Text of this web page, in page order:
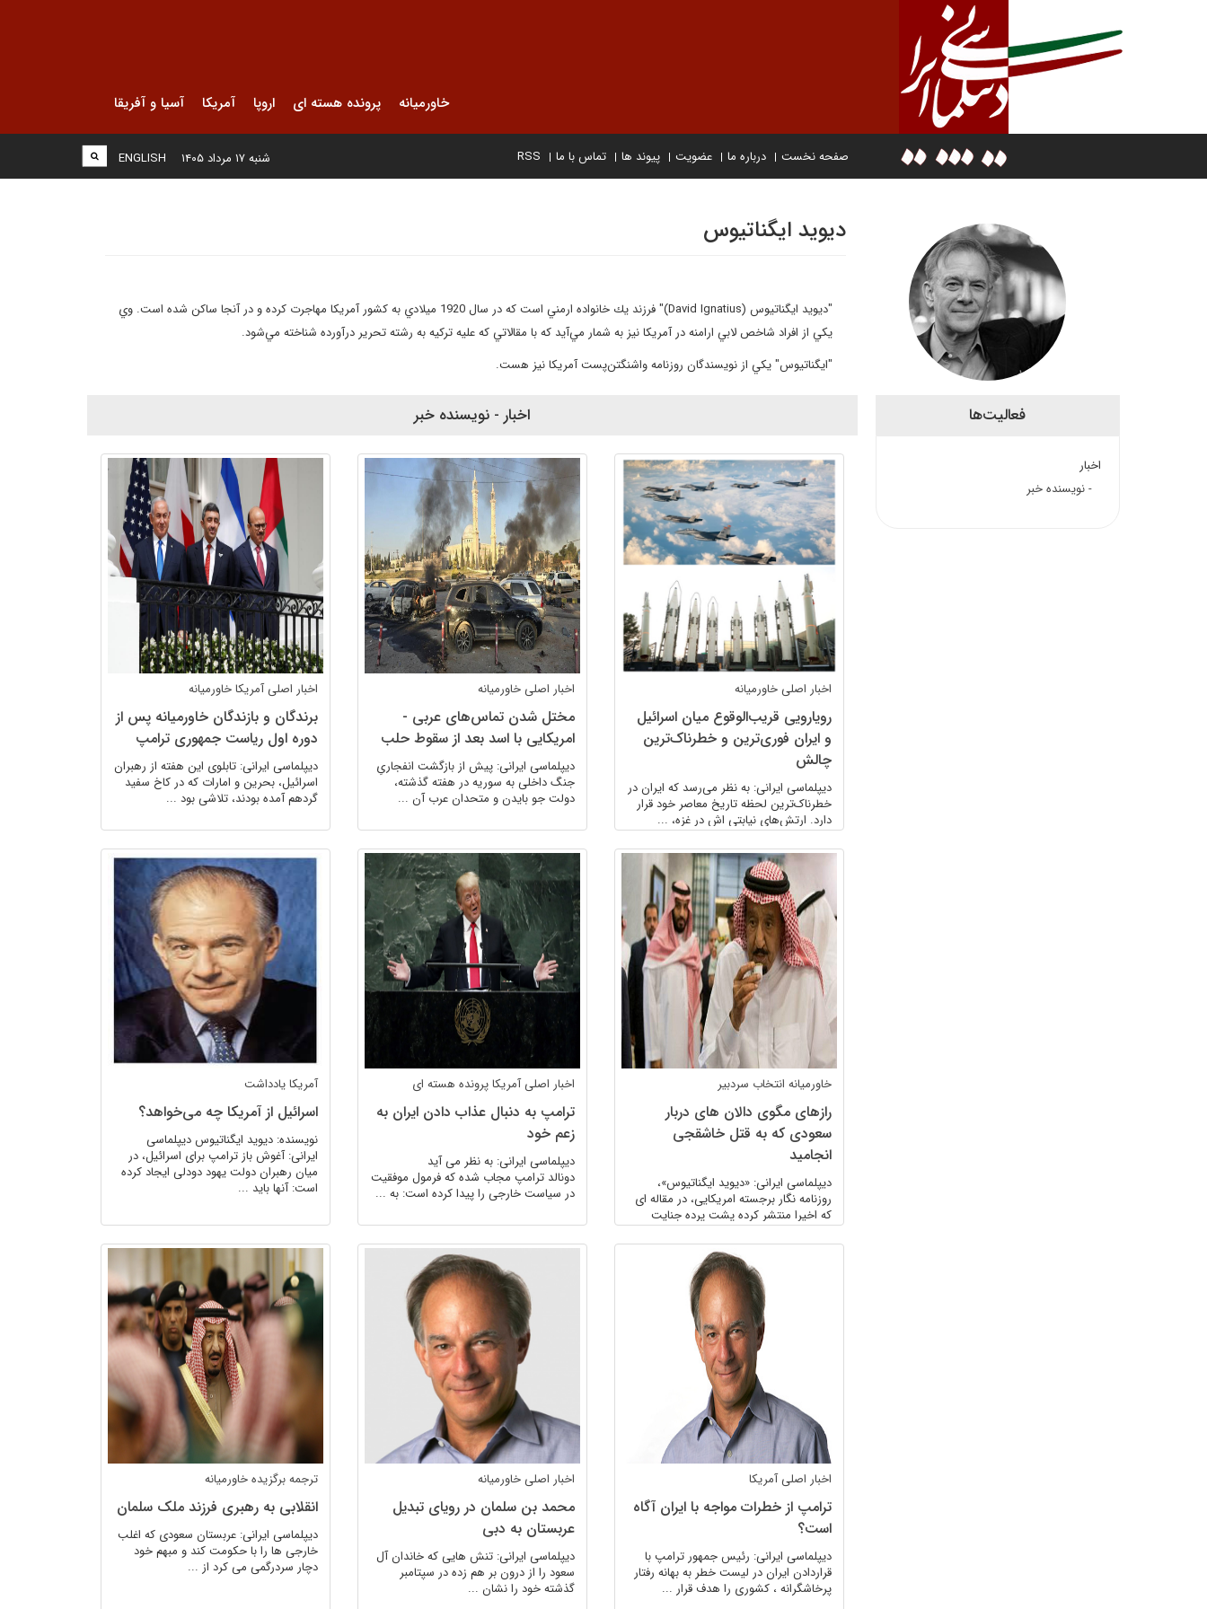
خاورمیانه پرونده هسته ای اروپا آمریکا آسیا و آفریقا
صفحه نخست درباره ما عضویت پیوند ها تماس با ما RSS
ENGLISH شنبه ۱۷ مرداد ۱۴۰۵
دیوید ایگناتیوس
"ديويد ايگناتيوس (David Ignatius)" فرزند يك خانواده ارمني است كه در سال 1920 ميلادي به كشور آمريكا مهاجرت كرده و در آنجا ساكن شده است. وي
يكي از افراد شاخص لابي ارامنه در آمريكا نيز به شمار مي‌آيد كه با مقالاتي كه عليه تركيه به رشته تحرير درآورده شناخته مي‌شود.
"ايگناتيوس" يكي از نويسندگان روزنامه واشنگتن‌پست آمريكا نيز هست.
فعالیت‌ها
اخبار
- نویسنده خبر
اخبار - نویسنده خبر
اخبار اصلیخاورمیانه
رویارویی قریب‌الوقوع میان اسرائیل
و ایران فوری‌ترین و خطرناک‌ترین
چالش
دیپلماسی ایرانی: به نظر می‌رسد که ایران در
خطرناک‌ترین لحظه تاریخ معاصر خود قرار
دارد. ارتش‌های نیابتی اش در غزه، ...
اخبار اصلیخاورمیانه
مختل شدن تماس‌های عربی -
امریکایی با اسد بعد از سقوط حلب
دیپلماسی ایرانی: پیش از بازگشت انفجاریِ
جنگ داخلی به سوریه در هفته گذشته،
دولت جو بایدن و متحدان عرب آن ...
اخبار اصلیآمریکاخاورمیانه
برندگان و بازندگان خاورمیانه پس از
دوره اول ریاست جمهوری ترامپ
دیپلماسی ایرانی: تابلوی این هفته از رهبران
اسرائیل، بحرین و امارات که در کاخ سفید
گردهم آمده بودند، تلاشی بود ...
خاورمیانه انتخاب سردبیر
رازهای مگوی دالان های دربار
سعودی که به قتل خاشقجی
انجامید
دیپلماسی ایرانی: «دیوید ایگناتیوس»،
روزنامه نگار برجسته امریکایی، در مقاله ای
که اخیرا منتشر کرده پشت پرده جنایت
وحشیانه قتل «جمال ...
اخبار اصلیآمریکاپرونده هسته ای
ترامپ به دنبال عذاب دادن ایران به
زعم خود
دیپلماسی ایرانی: به نظر می آید
دونالد ترامپ مجاب شده که فرمول موفقیت
در سیاست خارجی را پیدا کرده است: به ...
آمریکایادداشت
اسرائیل از آمریکا چه می‌خواهد؟
نویسنده: دیوید ایگناتیوس دیپلماسی
ایرانی: آغوش باز ترامپ برای اسرائیل، در
میان رهبران دولت یهود دودلی ایجاد کرده
است: آنها باید ...
اخبار اصلیآمریکا
ترامپ از خطرات مواجه با ایران آگاه
است؟
دیپلماسی ایرانی: رئیس جمهور ترامپ با
قراردادن ایران در لیست خطر به بهانه رفتار
پرخاشگرانه ، کشوری را هدف قرار ...
اخبار اصلیخاورمیانه
محمد بن سلمان در رویای تبدیل
عربستان به دبی
دیپلماسی ایرانی: تنش هایی که خاندان آل
سعود را از درون بر هم زده در سپتامبر
گذشته خود را نشان ...
ترجمه برگزیدهخاورمیانه
انقلابی به رهبری فرزند ملک سلمان
دیپلماسی ایرانی: عربستان سعودی که اغلب
خارجی ها را با حکومت کند و مبهم خود
دچار سردرگمی می کرد از ...